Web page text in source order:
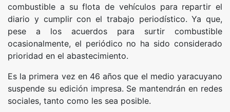
combustible a su flota de vehículos para repartir el
diario y cumplir con el trabajo periodístico. Ya que,
pese a los acuerdos para surtir combustible
ocasionalmente, el periódico no ha sido considerado
prioridad en el abastecimiento.
Es la primera vez en 46 años que el medio yaracuyano
suspende su edición impresa. Se mantendrán en redes
sociales, tanto como les sea posible.